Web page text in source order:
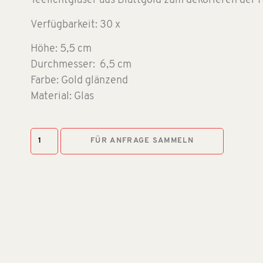
Verfügbarkeit: 30 x
Höhe: 5,5 cm
Durchmesser: 6,5 cm
Farbe: Gold glänzend
Material: Glas
FÜR ANFRAGE SAMMELN